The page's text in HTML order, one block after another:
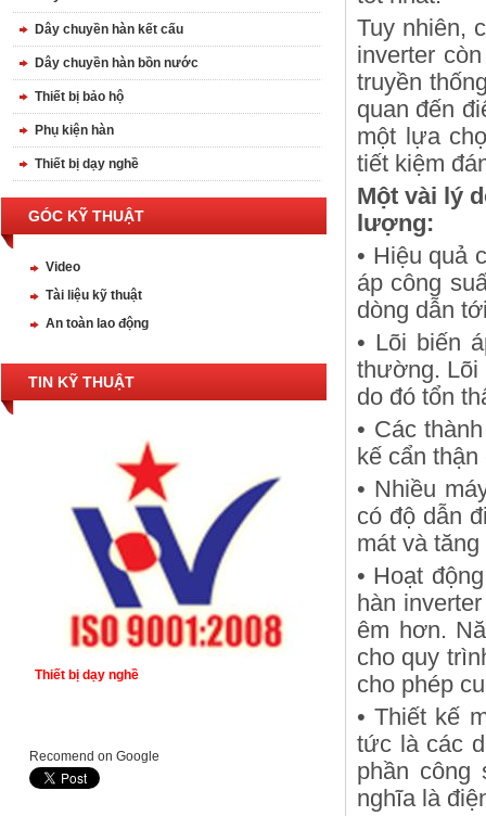
Dây chuyền hàn kết cấu
Dây chuyền hàn bồn nước
Thiết bị bảo hộ
Phụ kiện hàn
Thiết bị dạy nghề
GÓC KỸ THUẬT
Video
Tài liệu kỹ thuật
An toàn lao động
TIN KỸ THUẬT
Thiết bị dạy nghề
Recomend on Google
Tuy nhiên,
inverter
truyền
quan đến
một lựa
tiết kiệm
Một vài lý
lượng:
• Hiệu quả
áp công
dòng dẫn
• Lõi biến
thường. Lõi
do đó tổn
• Các
kế cẩn
• Nhiều
có độ dẫn
mát và
• Hoạt
hàn
êm hơn.
cho quy
cho phép
• Thiết kế
tức là các
phần công
nghĩa là